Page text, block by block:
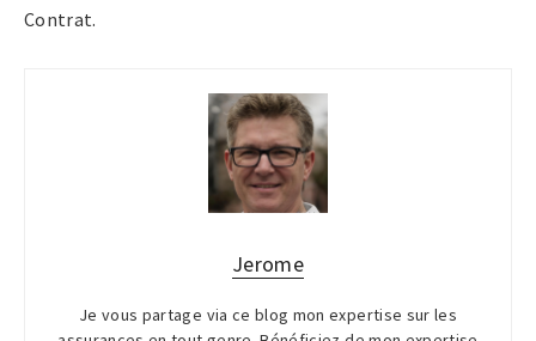
Contrat.
Jerome
Je vous partage via ce blog mon expertise sur les